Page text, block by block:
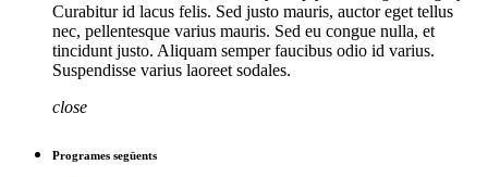
Curabitur id lacus felis. Sed justo mauris, auctor eget tellus
nec, pellentesque varius mauris. Sed eu congue nulla, et
tincidunt justo. Aliquam semper faucibus odio id varius.
Suspendisse varius laoreet sodales.
close
Programes següents